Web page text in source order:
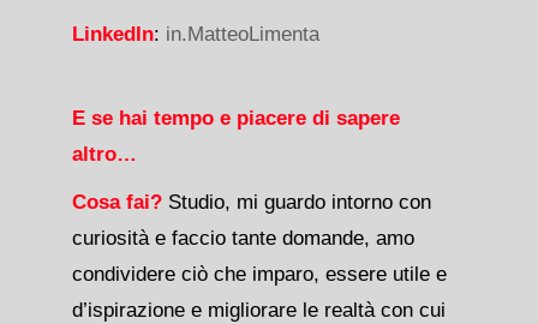
LinkedIn: in.MatteoLimenta
E se hai tempo e piacere di sapere
altro…
Cosa fai? Studio, mi guardo intorno con
curiosità e faccio tante domande, amo
condividere ciò che imparo, essere utile e
d’ispirazione e migliorare le realtà con cui